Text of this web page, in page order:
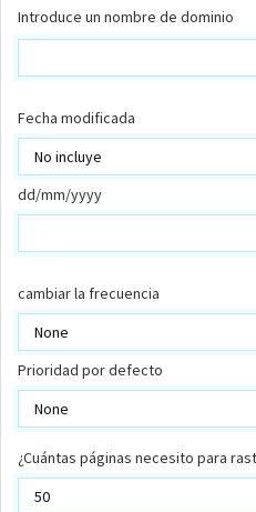
Introduce un nombre de dominio
Fecha modificada
dd/mm/yyyy
cambiar la frecuencia
Prioridad por defecto
¿Cuántas páginas necesito para